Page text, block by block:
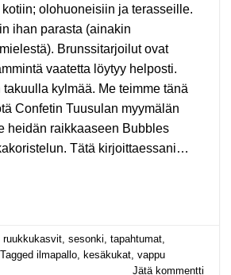
olohuoneisiin ja terasseille.
ihan parasta (ainakin
Brunssitarjoilut ovat
vaatetta löytyy helposti.
kylmää. Me teimme tänä
Confetin Tuusulan myymälän
heidän raikkaaseen Bubbles
Tätä kirjoittaessani…
,ruukkukasvit ,sesonki ,tapahtumat
Taggedilmapallo kesäkukat ,vappu
Jätä kommentti